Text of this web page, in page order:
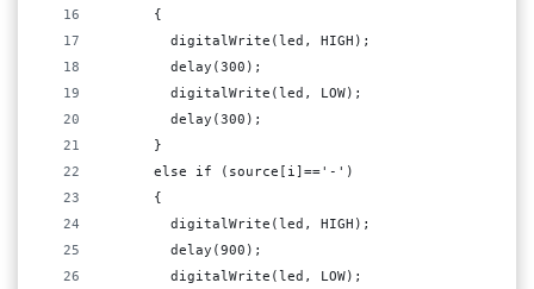
      {
        digitalWrite(led, HIGH);
        delay(300);
        digitalWrite(led, LOW);
        delay(300);
      }
      else if (source[i]=='-')
      {
        digitalWrite(led, HIGH);
        delay(900);
        digitalWrite(led, LOW);